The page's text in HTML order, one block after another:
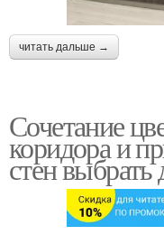
читать дальше →
Сочетание
коридора и
стен